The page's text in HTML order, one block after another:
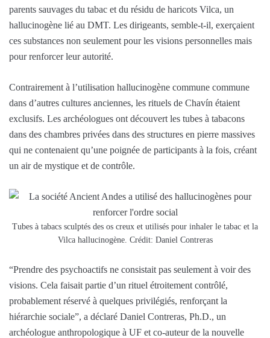
parents sauvages du tabac et du résidu de haricots Vilca, un
hallucinogène lié au DMT. Les dirigeants, semble-t-il, exerçaient
ces substances non seulement pour les visions personnelles mais
pour renforcer leur autorité.
Contrairement à l’utilisation hallucinogène commune commune
dans d’autres cultures anciennes, les rituels de Chavín étaient
exclusifs. Les archéologues ont découvert les tubes à tabacons
dans des chambres privées dans des structures en pierre massives
qui ne contenaient qu’une poignée de participants à la fois, créant
un air de mystique et de contrôle.
Tubes à tabacs sculptés des os creux et utilisés pour inhaler le tabac et la
Vilca hallucinogène. Crédit: Daniel Contreras
“Prendre des psychoactifs ne consistait pas seulement à voir des
visions. Cela faisait partie d’un rituel étroitement contrôlé,
probablement réservé à quelques privilégiés, renforçant la
hiérarchie sociale”, a déclaré Daniel Contreras, Ph.D., un
archéologue anthropologique à UF et co-auteur de la nouvelle